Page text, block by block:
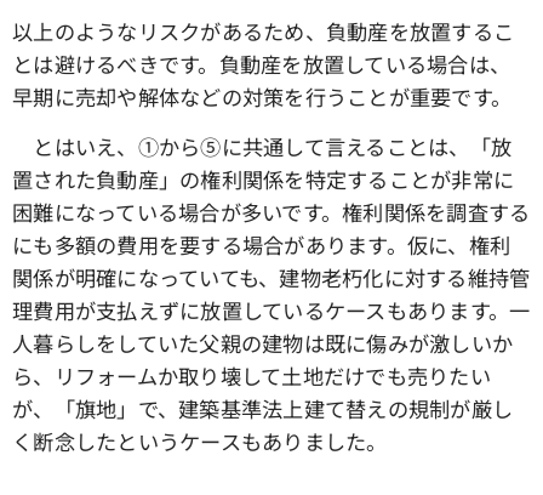
以上のようなリスクがあるため、負動産を放置するこ
とは避けるべきです。負動産を放置している場合は、
早期に売却や解体などの対策を行うことが重要です。
とはいえ、①から➄に共通して言えることは、「放
置された負動産」の権利関係を特定することが非常に
困難になっている場合が多いです。権利関係を調査する
にも多額の費用を要する場合があります。仮に、権利
関係が明確になっていても、建物老朽化に対する維持管
理費用が支払えずに放置しているケースもあります。一
人暮らしをしていた父親の建物は既に傷みが激しいか
ら、リフォームか取り壊して土地だけでも売りたい
が、「旗地」で、建築基準法上建て替えの規制が厳し
く断念したというケースもありました。